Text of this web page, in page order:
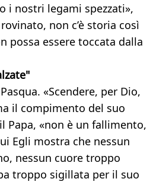
i nostri legami spezzati»,
non c’è storia così
possa essere toccata dalla
«Scendere, per Dio,
il compimento del suo
Papa, «non è un fallimento,
Egli mostra che nessun
nessun cuore troppo
troppo sigillata per il suo